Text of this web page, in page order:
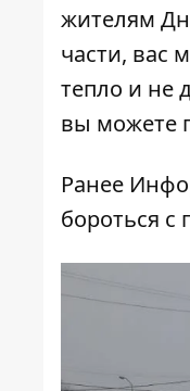
жителям
части, вас
тепло и не
вы можете
Ранее
бороться с